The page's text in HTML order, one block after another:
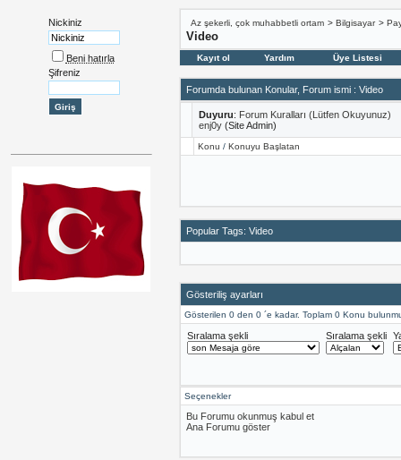
Nickiniz
Beni hatırla
Şifreniz
Az şekerli, çok muhabbetli ortam > Bilgisayar >
Video
Kayıt ol Yardım Üye Listesi
Forumda bulunan Konular, Forum ismi : Video
Duyuru: Forum Kuralları (Lütfen Okuyunuz)
enj0y (Site Admin)
Konu / Konuyu Başlatan
Popular Tags: Video
Gösteriliş ayarları
Gösterilen 0 den 0 ´e kadar. Toplam 0 Konu
Sıralama şekli Sıralama şekli
Seçenekler
Bu Forumu okunmuş kabul et
Ana Forumu göster